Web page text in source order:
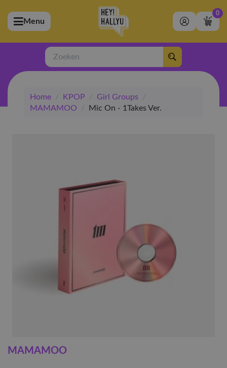
(Artiesten)
(Merchandise)
(Exclusive)
(Winkel)
Menu
0
Zoeken
Home / KPOP / Girl Groups
/
MAMAMOO
/ Mic On - 1Takes Ver.
MAMAMOO